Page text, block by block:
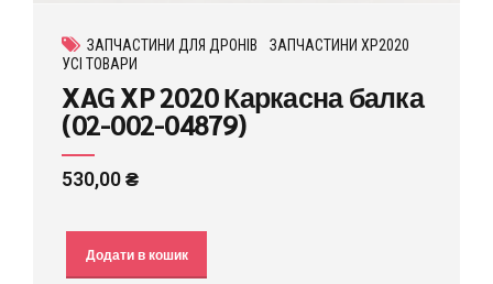
ЗАПЧАСТИНИ ДЛЯ ДРОНІВ
ЗАПЧАСТИНИ XP2020
УСІ ТОВАРИ
XAG XP 2020 Каркасна балка
(02-002-04879)
530,00₴
Додати в кошик